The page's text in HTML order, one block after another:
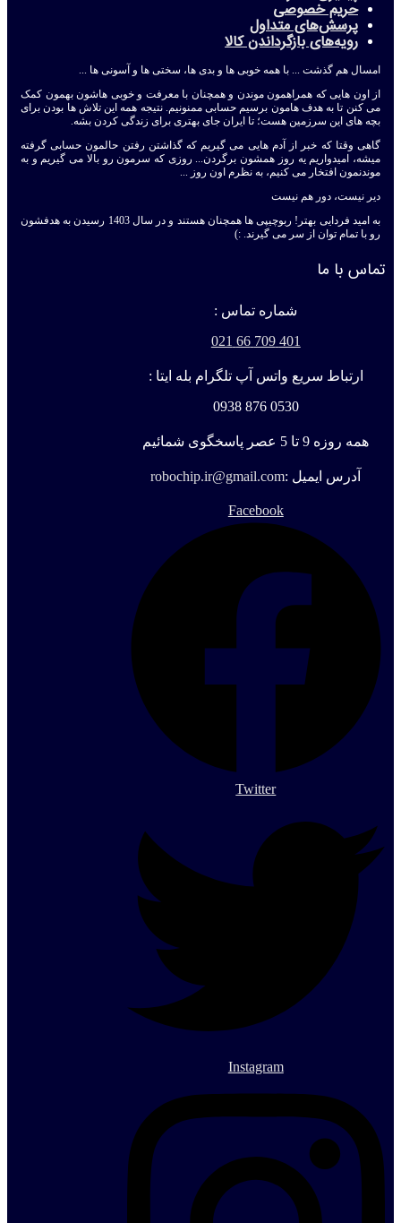
حریم خصوصی
پرسش‌های متداول
رویه‌های بازگرداندن کالا
امسال هم گذشت ... با همه خوبی ها و بدی ها، سختی ها و آسونی ها ...
از اون هایی که همراهمون موندن و همچنان با معرفت و خوبی هاشون بهمون کمک
می کنن تا به هدف هامون برسیم حسابی ممنونیم. نتیجه همه این تلاش ها بودن برای
بچه های این سرزمین هست؛ تا ایران جای بهتری برای زندگی کردن بشه.
گاهی وقتا که خبر از آدم هایی می گیریم که گذاشتن رفتن حالمون حسابی گرفته
میشه، امیدواریم یه روز همشون برگردن... روزی که سرمون رو بالا می گیریم و به
موندنمون افتخار می کنیم، به نظرم اون روز ...
دیر نیست، دور هم نیست
به امید فردایی بهتر! ربوچیپی ها همچنان هستند و در سال 1403 رسیدن به هدفشون
رو با تمام توان از سر می گیرند. :)
تماس با ما
شماره تماس :
401 709 66 021
ارتباط سریع واتس آپ تلگرام بله ایتا :
0530 876 0938
همه روزه 9 تا 5 عصر پاسخگوی شمائیم
آدرس ایمیل :robochip.ir@gmail.com
Facebook
Twitter
Instagram